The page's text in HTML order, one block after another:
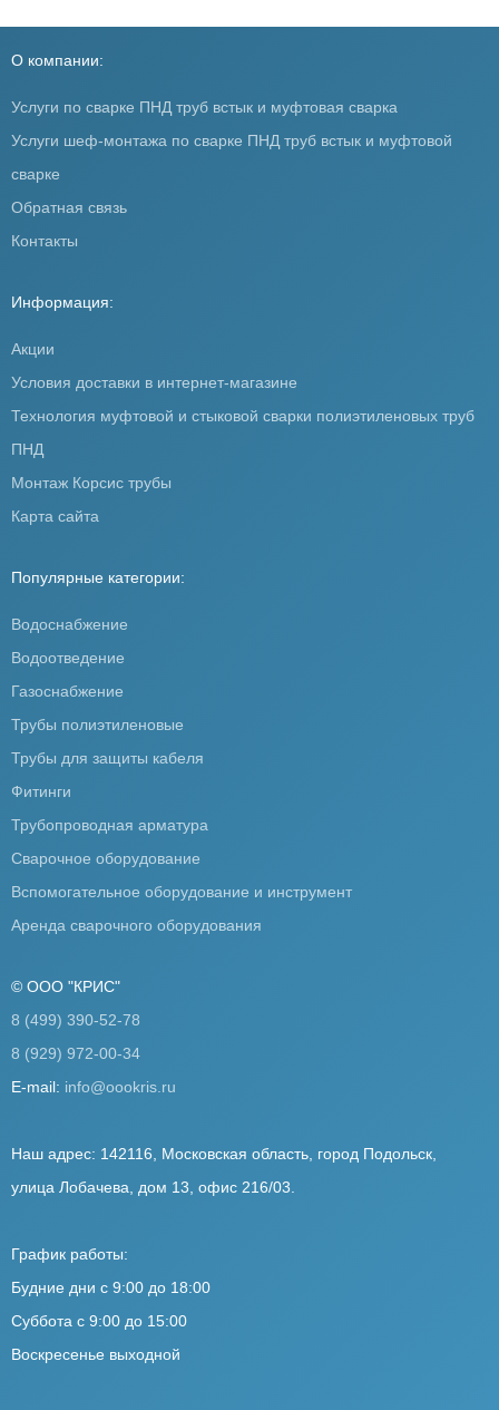
О компании:
Услуги по сварке ПНД труб встык и муфтовая сварка
Услуги шеф-монтажа по сварке ПНД труб встык и муфтовой
сварке
Обратная связь
Контакты
Информация:
Акции
Условия доставки в интернет-магазине
Технология муфтовой и стыковой сварки полиэтиленовых труб
ПНД
Монтаж Корсис трубы
Карта сайта
Популярные категории:
Водоснабжение
Водоотведение
Газоснабжение
Трубы полиэтиленовые
Трубы для защиты кабеля
Фитинги
Трубопроводная арматура
Сварочное оборудование
Вспомогательное оборудование и инструмент
Аренда сварочного оборудования
© ООО "КРИС"
8 (499) 390-52-78
8 (929) 972-00-34
E-mail: info@oookris.ru
Наш адрес: 142116, Московская область, город Подольск,
улица Лобачева, дом 13, офис 216/03.
График работы:
Будние дни с 9:00 до 18:00
Суббота с 9:00 до 15:00
Воскресенье выходной